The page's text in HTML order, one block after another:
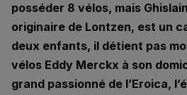
posséder 8 vélos, mais
originaire de Lontzen, est un
deux enfants, il détient pas
vélos Eddy Merckx à son
grand passionné de l’Eroica,